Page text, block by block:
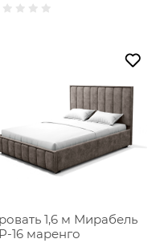
1,6 м Мирабель
16 маренго